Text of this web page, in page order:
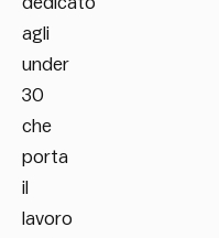
agli
under
30
che
porta
il
lavoro